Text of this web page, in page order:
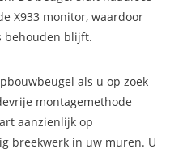
X933 monitor, waardoor
behouden blijft.
als u op zoek
montagemethode
aanzienlijk op
breekwerk in uw muren. U